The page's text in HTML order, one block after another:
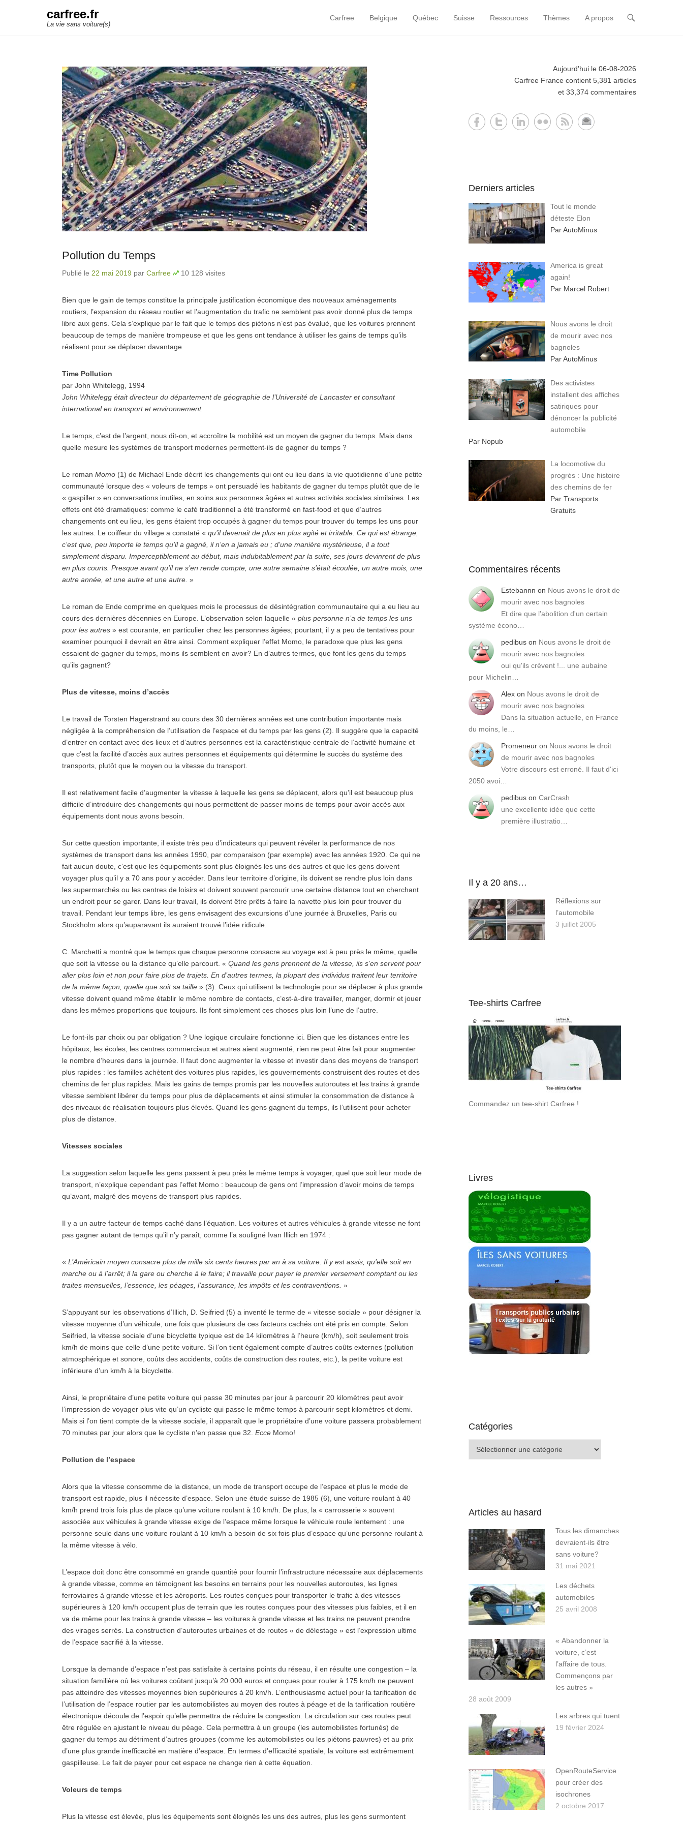
carfree.fr
La vie sans voiture(s)
Primary Menu
Skip to content
Carfree Belgique Québec Suisse Ressources Thèmes A propos
Pollution du Temps
Publié le 22 mai 2019 par Carfree 10 128 visites
Bien que le gain de temps constitue la principale justification économique des nouveaux aménagements
routiers, l’expansion du réseau routier et l’augmentation du trafic ne semblent pas avoir donné plus de temps
libre aux gens. Cela s’explique par le fait que le temps des piétons n’est pas évalué, que les voitures prennent
beaucoup de temps de manière trompeuse et que les gens ont tendance à utiliser les gains de temps qu’ils
réalisent pour se déplacer davantage.
Time Pollution
par John Whitelegg, 1994
John Whitelegg était directeur du département de géographie de l’Université de Lancaster et consultant
international en transport et environnement.
Le temps, c’est de l’argent, nous dit-on, et accroître la mobilité est un moyen de gagner du temps. Mais dans
quelle mesure les systèmes de transport modernes permettent-ils de gagner du temps ?
Le roman Momo (1) de Michael Ende décrit les changements qui ont eu lieu dans la vie quotidienne d’une petite
communauté lorsque des « voleurs de temps » ont persuadé les habitants de gagner du temps plutôt que de le
« gaspiller » en conversations inutiles, en soins aux personnes âgées et autres activités sociales similaires. Les
effets ont été dramatiques: comme le café traditionnel a été transformé en fast-food et que d’autres
changements ont eu lieu, les gens étaient trop occupés à gagner du temps pour trouver du temps les uns pour
les autres. Le coiffeur du village a constaté « qu’il devenait de plus en plus agité et irritable. Ce qui est étrange,
c’est que, peu importe le temps qu’il a gagné, il n’en a jamais eu ; d’une manière mystérieuse, il a tout
simplement disparu. Imperceptiblement au début, mais indubitablement par la suite, ses jours devinrent de plus
en plus courts. Presque avant qu’il ne s’en rende compte, une autre semaine s’était écoulée, un autre mois, une
autre année, et une autre et une autre. »
Le roman de Ende comprime en quelques mois le processus de désintégration communautaire qui a eu lieu au
cours des dernières décennies en Europe. L’observation selon laquelle « plus personne n’a de temps les uns
pour les autres » est courante, en particulier chez les personnes âgées; pourtant, il y a peu de tentatives pour
examiner pourquoi il devrait en être ainsi. Comment expliquer l’effet Momo, le paradoxe que plus les gens
essaient de gagner du temps, moins ils semblent en avoir? En d’autres termes, que font les gens du temps
qu’ils gagnent?
Plus de vitesse, moins d’accès
Le travail de Torsten Hagerstrand au cours des 30 dernières années est une contribution importante mais
négligée à la compréhension de l’utilisation de l’espace et du temps par les gens (2). Il suggère que la capacité
d’entrer en contact avec des lieux et d’autres personnes est la caractéristique centrale de l’activité humaine et
que c’est la facilité d’accès aux autres personnes et équipements qui détermine le succès du système des
transports, plutôt que le moyen ou la vitesse du transport.
Il est relativement facile d’augmenter la vitesse à laquelle les gens se déplacent, alors qu’il est beaucoup plus
difficile d’introduire des changements qui nous permettent de passer moins de temps pour avoir accès aux
équipements dont nous avons besoin.
Sur cette question importante, il existe très peu d’indicateurs qui peuvent révéler la performance de nos
systèmes de transport dans les années 1990, par comparaison (par exemple) avec les années 1920. Ce qui ne
fait aucun doute, c’est que les équipements sont plus éloignés les uns des autres et que les gens doivent
voyager plus qu’il y a 70 ans pour y accéder. Dans leur territoire d’origine, ils doivent se rendre plus loin dans
les supermarchés ou les centres de loisirs et doivent souvent parcourir une certaine distance tout en cherchant
un endroit pour se garer. Dans leur travail, ils doivent être prêts à faire la navette plus loin pour trouver du
travail. Pendant leur temps libre, les gens envisagent des excursions d’une journée à Bruxelles, Paris ou
Stockholm alors qu’auparavant ils auraient trouvé l’idée ridicule.
C. Marchetti a montré que le temps que chaque personne consacre au voyage est à peu près le même, quelle
que soit la vitesse ou la distance qu’elle parcourt. « Quand les gens prennent de la vitesse, ils s’en servent pour
aller plus loin et non pour faire plus de trajets. En d’autres termes, la plupart des individus traitent leur territoire
de la même façon, quelle que soit sa taille » (3). Ceux qui utilisent la technologie pour se déplacer à plus grande
vitesse doivent quand même établir le même nombre de contacts, c’est-à-dire travailler, manger, dormir et jouer
dans les mêmes proportions que toujours. Ils font simplement ces choses plus loin l’une de l’autre.
Le font-ils par choix ou par obligation ? Une logique circulaire fonctionne ici. Bien que les distances entre les
hôpitaux, les écoles, les centres commerciaux et autres aient augmenté, rien ne peut être fait pour augmenter
le nombre d’heures dans la journée. Il faut donc augmenter la vitesse et investir dans des moyens de transport
plus rapides : les familles achètent des voitures plus rapides, les gouvernements construisent des routes et des
chemins de fer plus rapides. Mais les gains de temps promis par les nouvelles autoroutes et les trains à grande
vitesse semblent libérer du temps pour plus de déplacements et ainsi stimuler la consommation de distance à
des niveaux de réalisation toujours plus élevés. Quand les gens gagnent du temps, ils l’utilisent pour acheter
plus de distance.
Vitesses sociales
La suggestion selon laquelle les gens passent à peu près le même temps à voyager, quel que soit leur mode de
transport, n’explique cependant pas l’effet Momo : beaucoup de gens ont l’impression d’avoir moins de temps
qu’avant, malgré des moyens de transport plus rapides.
Il y a un autre facteur de temps caché dans l’équation. Les voitures et autres véhicules à grande vitesse ne font
pas gagner autant de temps qu’il n’y paraît, comme l’a souligné Ivan Illich en 1974 :
« L’Américain moyen consacre plus de mille six cents heures par an à sa voiture. Il y est assis, qu’elle soit en
marche ou à l’arrêt; il la gare ou cherche à le faire; il travaille pour payer le premier versement comptant ou les
traites mensuelles, l’essence, les péages, l’assurance, les impôts et les contraventions. »
S’appuyant sur les observations d’Illich, D. Seifried (5) a inventé le terme de « vitesse sociale » pour désigner la
vitesse moyenne d’un véhicule, une fois que plusieurs de ces facteurs cachés ont été pris en compte. Selon
Seifried, la vitesse sociale d’une bicyclette typique est de 14 kilomètres à l’heure (km/h), soit seulement trois
km/h de moins que celle d’une petite voiture. Si l’on tient également compte d’autres coûts externes (pollution
atmosphérique et sonore, coûts des accidents, coûts de construction des routes, etc.), la petite voiture est
inférieure d’un km/h à la bicyclette.
Ainsi, le propriétaire d’une petite voiture qui passe 30 minutes par jour à parcourir 20 kilomètres peut avoir
l’impression de voyager plus vite qu’un cycliste qui passe le même temps à parcourir sept kilomètres et demi.
Mais si l’on tient compte de la vitesse sociale, il apparaît que le propriétaire d’une voiture passera probablement
70 minutes par jour alors que le cycliste n’en passe que 32. Ecce Momo!
Pollution de l’espace
Alors que la vitesse consomme de la distance, un mode de transport occupe de l’espace et plus le mode de
transport est rapide, plus il nécessite d’espace. Selon une étude suisse de 1985 (6), une voiture roulant à 40
km/h prend trois fois plus de place qu’une voiture roulant à 10 km/h. De plus, la « carrosserie » souvent
associée aux véhicules à grande vitesse exige de l’espace même lorsque le véhicule roule lentement : une
personne seule dans une voiture roulant à 10 km/h a besoin de six fois plus d’espace qu’une personne roulant à
la même vitesse à vélo.
L’espace doit donc être consommé en grande quantité pour fournir l’infrastructure nécessaire aux déplacements
à grande vitesse, comme en témoignent les besoins en terrains pour les nouvelles autoroutes, les lignes
ferroviaires à grande vitesse et les aéroports. Les routes conçues pour transporter le trafic à des vitesses
supérieures à 120 km/h occupent plus de terrain que les routes conçues pour des vitesses plus faibles, et il en
va de même pour les trains à grande vitesse – les voitures à grande vitesse et les trains ne peuvent prendre
des virages serrés. La construction d’autoroutes urbaines et de routes « de délestage » est l’expression ultime
de l’espace sacrifié à la vitesse.
Lorsque la demande d’espace n’est pas satisfaite à certains points du réseau, il en résulte une congestion – la
situation familière où les voitures coûtant jusqu’à 20 000 euros et conçues pour rouler à 175 km/h ne peuvent
pas atteindre des vitesses moyennes bien supérieures à 20 km/h. L’enthousiasme actuel pour la tarification de
l’utilisation de l’espace routier par les automobilistes au moyen des routes à péage et de la tarification routière
électronique découle de l’espoir qu’elle permettra de réduire la congestion. La circulation sur ces routes peut
être régulée en ajustant le niveau du péage. Cela permettra à un groupe (les automobilistes fortunés) de
gagner du temps au détriment d’autres groupes (comme les automobilistes ou les piétons pauvres) et au prix
d’une plus grande inefficacité en matière d’espace. En termes d’efficacité spatiale, la voiture est extrêmement
gaspilleuse. Le fait de payer pour cet espace ne change rien à cette équation.
Voleurs de temps
Plus la vitesse est élevée, plus les équipements sont éloignés les uns des autres, plus les gens surmontent
Aujourd'hui le 06-08-2026
Carfree France contient 5,381 articles
et 33,374 commentaires
Derniers articles
Tout le monde
déteste Elon
Par AutoMinus
America is great
again!
Par Marcel Robert
Nous avons le droit
de mourir avec nos
bagnoles
Par AutoMinus
Des activistes
installent des affiches
satiriques pour
dénoncer la publicité
automobile
Par Nopub
La locomotive du
progrès : Une histoire
des chemins de fer
Par Transports
Gratuits
Commentaires récents
Estebannn on Nous avons le droit de
mourir avec nos bagnoles
Et dire que l'abolition d'un certain
système écono…
pedibus on Nous avons le droit de
mourir avec nos bagnoles
oui qu'ils crèvent !... une aubaine
pour Michelin…
Alex on Nous avons le droit de
mourir avec nos bagnoles
Dans la situation actuelle, en France
du moins, le…
Promeneur on Nous avons le droit
de mourir avec nos bagnoles
Votre discours est erroné. Il faut d'ici
2050 avoi…
pedibus on CarCrash
une excellente idée que cette
première illustratio…
Il y a 20 ans…
Réflexions sur
l’automobile
3 juillet 2005
Tee-shirts Carfree
Commandez un tee-shirt Carfree !
Livres
Catégories
Articles au hasard
Tous les dimanches
devraient-ils être
sans voiture?
31 mai 2021
Les déchets
automobiles
25 avril 2008
« Abandonner la
voiture, c’est
l’affaire de tous.
Commençons par
les autres »
28 août 2009
Les arbres qui tuent
19 février 2024
OpenRouteService
pour créer des
isochrones
2 octobre 2017